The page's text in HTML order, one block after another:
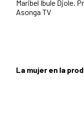
Maribel Ibule Djole.
Asonga TV
La mujer en la